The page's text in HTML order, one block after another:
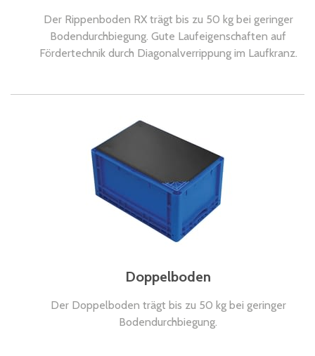
Der Rippenboden RX trägt bis zu 50 kg bei geringer
Bodendurchbiegung. Gute Laufeigenschaften auf
Fördertechnik durch Diagonalverrippung im Laufkranz.
Doppelboden
Der Doppelboden trägt bis zu 50 kg bei geringer
Bodendurchbiegung.